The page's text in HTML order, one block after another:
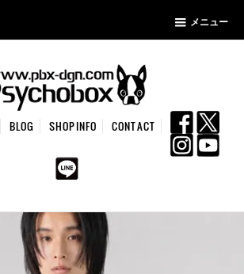
メニュー
BLOG SHOPINFO CONTACT